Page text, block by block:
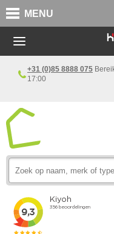
MENU
+31 (0)85 8888 075
17:00